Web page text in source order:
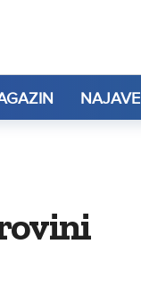
NAJAVE